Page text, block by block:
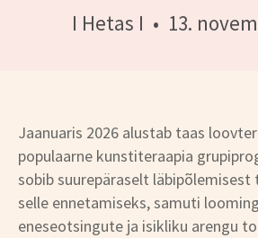
I Hetas I • 13.
Jaanuaris 2026 alustab taas
populaarne kunstiteraapia
sobib suurepäraselt läbipõlemisest
selle ennetamiseks, samuti
eneseotsingute ja isikliku arengu